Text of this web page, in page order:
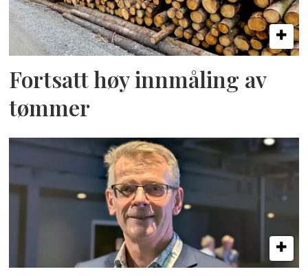
Fortsatt høy innmåling av
tømmer